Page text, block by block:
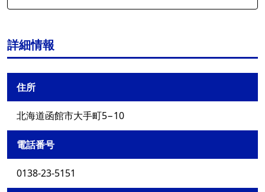
詳細情報
住所
北海道函館市大手町5−10
電話番号
0138-23-5151